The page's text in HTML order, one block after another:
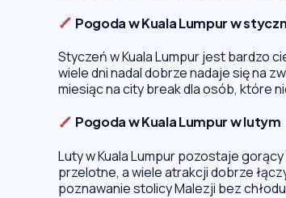
Pogoda w Kuala Lumpur w
Styczeń w Kuala Lumpur jest bardzo
wiele dni nadal dobrze nadaje się na
miesiąc na city break dla osób, które
Pogoda w Kuala Lumpur w lutym
Luty w Kuala Lumpur pozostaje
przelotne, a wiele atrakcji dobrze
poznawanie stolicy Malezji bez